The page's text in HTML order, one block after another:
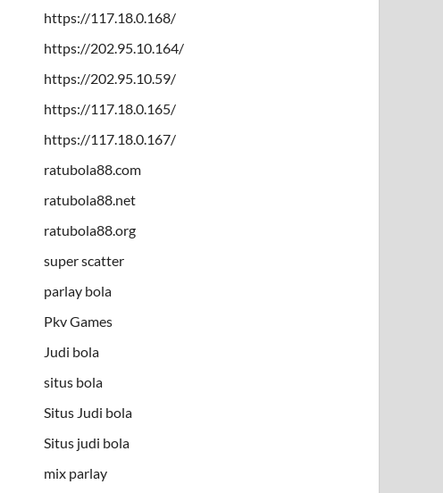
https://117.18.0.168/
https://202.95.10.164/
https://202.95.10.59/
https://117.18.0.165/
https://117.18.0.167/
ratubola88.com
ratubola88.net
ratubola88.org
super scatter
parlay bola
Pkv Games
Judi bola
situs bola
Situs Judi bola
Situs judi bola
mix parlay